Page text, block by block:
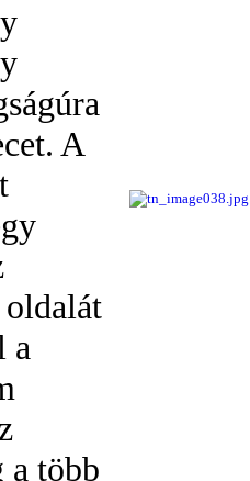
A
oldalát
a
a több